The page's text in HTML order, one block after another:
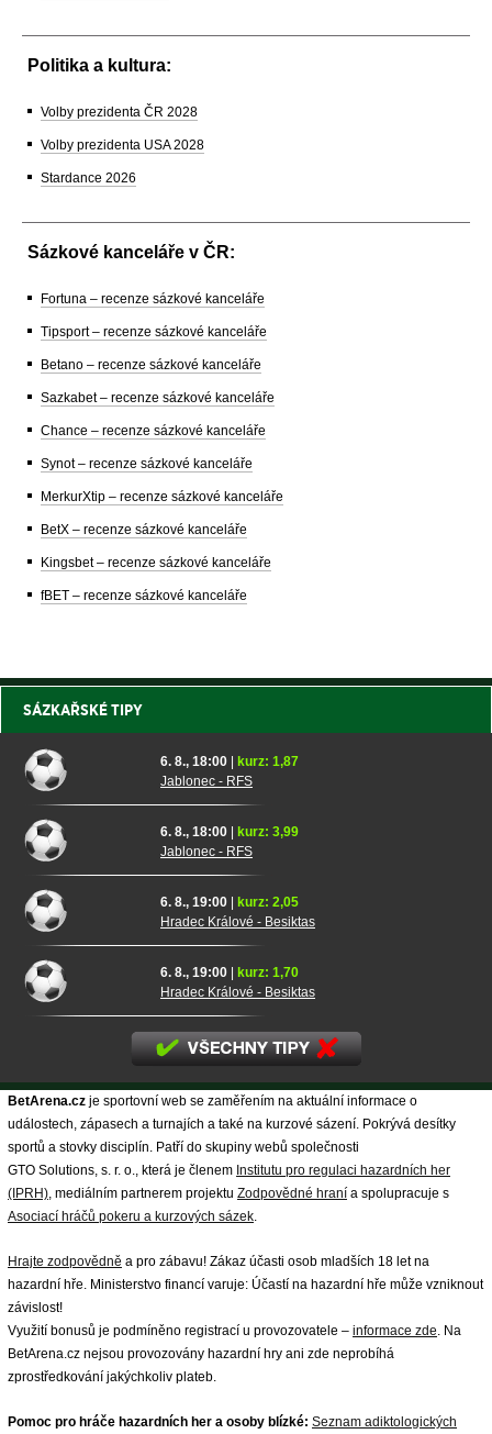
Politika a kultura:
Volby prezidenta ČR 2028
Volby prezidenta USA 2028
Stardance 2026
Sázkové kanceláře v ČR:
Fortuna – recenze sázkové kanceláře
Tipsport – recenze sázkové kanceláře
Betano – recenze sázkové kanceláře
Sazkabet – recenze sázkové kanceláře
Chance – recenze sázkové kanceláře
Synot – recenze sázkové kanceláře
MerkurXtip – recenze sázkové kanceláře
BetX – recenze sázkové kanceláře
Kingsbet – recenze sázkové kanceláře
fBET – recenze sázkové kanceláře
SÁZKAŘSKÉ TIPY
6. 8., 18:00 | kurz: 1,87
Jablonec - RFS
6. 8., 18:00 | kurz: 3,99
Jablonec - RFS
6. 8., 19:00 | kurz: 2,05
Hradec Králové - Besiktas
6. 8., 19:00 | kurz: 1,70
Hradec Králové - Besiktas
BetArena.cz je sportovní web se zaměřením na aktuální informace o
událostech, zápasech a turnajích a také na kurzové sázení. Pokrývá desítky
sportů a stovky disciplín. Patří do skupiny webů společnosti
GTO Solutions, s. r. o., která je členem Institutu pro regulaci hazardních her
(IPRH) , mediálním partnerem projektu Zodpovědné hraní a spolupracuje s
Asociací hráčů pokeru a kurzových sázek
Hrajte zodpovědně a pro zábavu! Zákaz účasti osob mladších 18 let na
hazardní hře. Ministerstvo financí varuje: Účastí na hazardní hře může vzniknout
závislost!
Využití bonusů je podmíněno registrací u provozovatele – informace zde . Na
BetArena.cz nejsou provozovány hazardní hry ani zde neprobíhá
zprostředkování jakýchkoliv plateb.
Pomoc pro hráče hazardních her a osoby blízké: Seznam adiktologických